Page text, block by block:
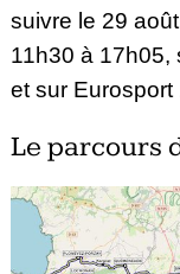
suivre le 29
11h30 à 17h05,
et sur
Le parcours